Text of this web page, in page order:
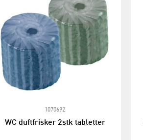
1070692
WC duftfrisker 2stk tabletter